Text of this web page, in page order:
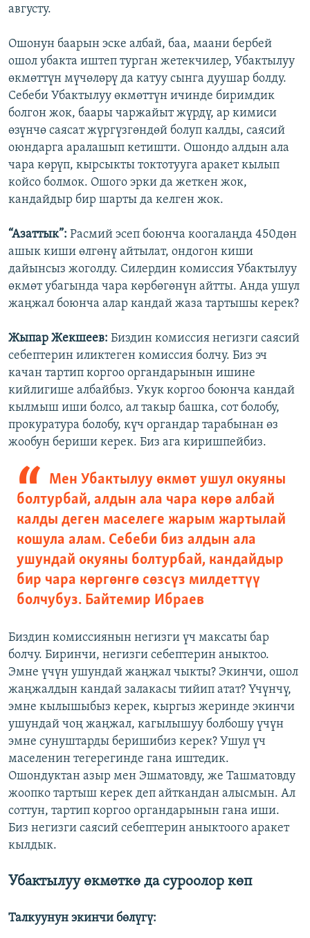
августу.
Ошонун баарын эске албай, баа, маани бербей
ошол убакта иштеп турган жетекчилер, Убактылуу
өкмөттүн мүчөлөрү да катуу сынга дуушар болду.
Себеби Убактылуу өкмөттүн ичинде биримдик
болгон жок, баары чаржайыт жүрдү, ар кимиси
өзүнчө саясат жүргүзгөндөй болуп калды, саясий
оюндарга аралашып кетишти. Ошондо алдын ала
чара көрүп, кырсыкты токтотууга аракет кылып
койсо болмок. Ошого эрки да жеткен жок,
кандайдыр бир шарты да келген жок.
“Азаттык”: Расмий эсеп боюнча коогалаңда 450дөн
ашык киши өлгөнү айтылат, ондогон киши
дайынсыз жоголду. Силердин комиссия Убактылуу
өкмөт убагында чара көрбөгөнүн айтты. Анда ушул
жаңжал боюнча алар кандай жаза тартышы керек?
Жыпар Жекшеев: Биздин комиссия негизги саясий
себептерин иликтеген комиссия болчу. Биз эч
качан тартип коргоо органдарынын ишине
кийлигише албайбыз. Укук коргоо боюнча кандай
кылмыш иши болсо, ал такыр башка, сот болобу,
прокуратура болобу, күч органдар тарабынан өз
жообун бериши керек. Биз ага киришпейбиз.
Мен Убактылуу өкмөт ушул окуяны
болтурбай, алдын ала чара көрө албай
калды деген маселеге жарым жартылай
кошула алам. Себеби биз алдын ала
ушундай окуяны болтурбай, кандайдыр
бир чара көргөнгө сөзсүз милдеттүү
болчубуз. Байтемир Ибраев
Биздин комиссиянын негизги үч максаты бар
болчу. Биринчи, негизги себептерин аныктоо.
Эмне үчүн ушундай жаңжал чыкты? Экинчи, ошол
жаңжалдын кандай залакасы тийип атат? Үчүнчү,
эмне кылышыбыз керек, кыргыз жеринде экинчи
ушундай чоң жаңжал, кагылышуу болбошу үчүн
эмне сунуштарды беришибиз керек? Ушул үч
маселенин тегерегинде гана иштедик.
Ошондуктан азыр мен Эшматовду, же Ташматовду
жоопко тартыш керек деп айткандан алысмын. Ал
соттун, тартип коргоо органдарынын гана иши.
Биз негизги саясий себептерин аныктоого аракет
кылдык.
Убактылуу өкмөткө да суроолор көп
Талкуунун экинчи бөлүгү: